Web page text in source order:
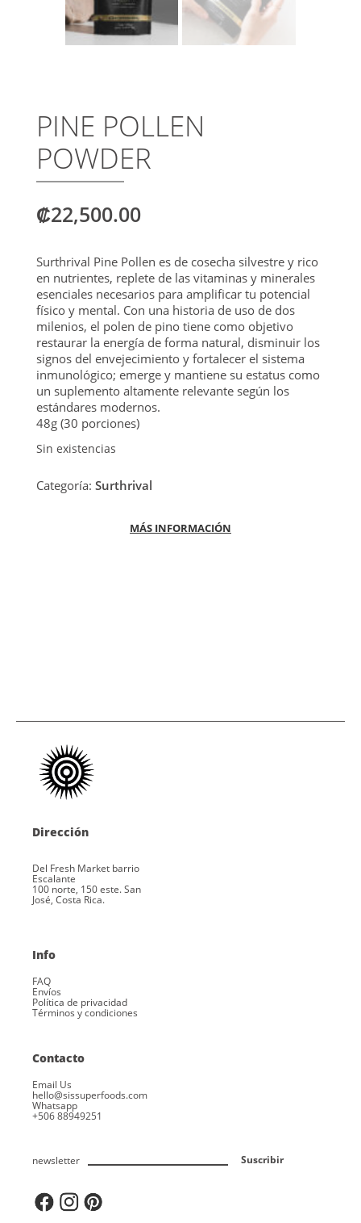
PINE POLLEN
POWDER
₡22,500.00
Surthrival Pine Pollen es de cosecha silvestre y rico
en nutrientes, replete de las vitaminas y minerales
esenciales necesarios para amplificar tu potencial
físico y mental. Con una historia de uso de dos
milenios, el polen de pino tiene como objetivo
restaurar la energía de forma natural, disminuir los
signos del envejecimiento y fortalecer el sistema
inmunológico; emerge y mantiene su estatus como
un suplemento altamente relevante según los
estándares modernos.
48g (30 porciones)
Sin existencias
Categoría: Surthrival
MÁS INFORMACIÓN
Dirección
Del Fresh Market barrio
Escalante
100 norte, 150 este. San
José, Costa Rica.
Info
FAQ
Envíos
Política de privacidad
Términos y condiciones
Contacto
Email Us
hello@sissuperfoods.com
Whatsapp
+506 88949251
newsletter